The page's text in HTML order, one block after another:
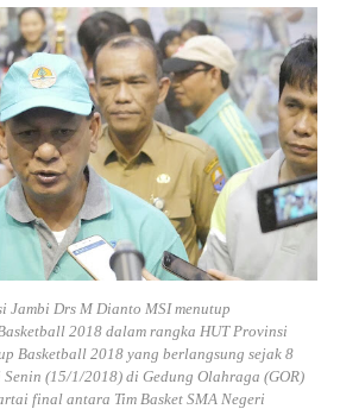
Jambi Drs M Dianto MSI menutup
2018dalam rangka HUT Provinsi
Basketball 2018 yang berlangsung sejak 8
(15/1/2018) di Gedung Olahraga (GOR)
final antara Tim Basket SMA Negeri